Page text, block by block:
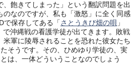
、飽きてしまった」という翻訳問題を出
のなのですが、私も「激怒」に全く同感
で保存してある「さとうきび畑の唄 」
で沖縄戦の看護学徒が出てきます。敗戦
米軍に陵辱されることを恐れた彼女たち
そうです。その、ひめゆり学徒の、実
は、一体どういうことなのでしょう